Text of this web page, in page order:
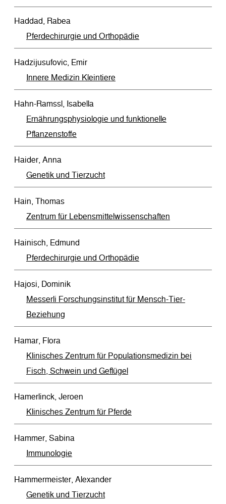
Haddad, Rabea
Pferdechirurgie und Orthopädie
Hadzijusufovic, Emir
Innere Medizin Kleintiere
Hahn-Ramssl, Isabella
Ernährungsphysiologie und funktionelle
Pflanzenstoffe
Haider, Anna
Genetik und Tierzucht
Hain, Thomas
Zentrum für Lebensmittelwissenschaften
Hainisch, Edmund
Pferdechirurgie und Orthopädie
Hajosi, Dominik
Messerli Forschungsinstitut für Mensch-Tier-
Beziehung
Hamar, Flora
Klinisches Zentrum für Populationsmedizin bei
Fisch, Schwein und Geflügel
Hamerlinck, Jeroen
Klinisches Zentrum für Pferde
Hammer, Sabina
Immunologie
Hammermeister, Alexander
Genetik und Tierzucht